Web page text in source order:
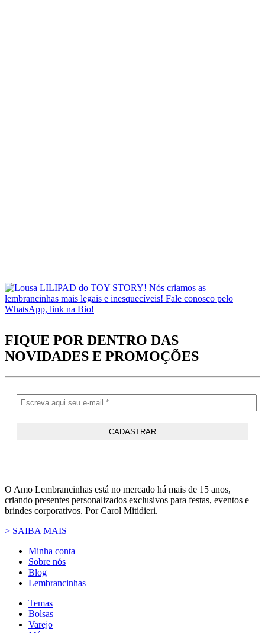
FIQUE POR DENTRO DAS
NOVIDADES E PROMOÇÕES
O Amo Lembrancinhas está no mercado há mais de 15 anos,
criando presentes personalizados exclusivos para festas, eventos e
brindes corporativos. Por Carol Mitidieri.
> SAIBA MAIS
Minha conta
Sobre nós
Blog
Lembrancinhas
Temas
Bolsas
Varejo